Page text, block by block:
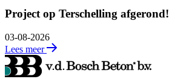
Project op Terschelling afgerond!
03-08-2026
Lees meer